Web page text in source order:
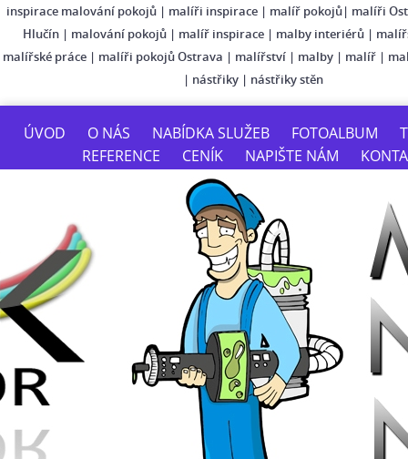
inspirace malování pokojů | malíři inspirace | malíř pokojů| malíři
Hlučín| malování pokojů| malíř inspirace| malby interiérů|
malířské práce | malíři pokojů Ostrava | malířství | malby | malíř |
| nástřiky | nástřiky stěn
ÚVOD O NÁS NABÍDKA SLUŽEB FOTOALBUM
REFERENCE
CENÍK NAPIŠTE NÁM